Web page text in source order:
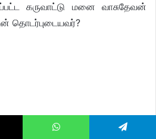
கருவாட்டு மனை வாசுதேவன்
தொடர்புடையவர்?